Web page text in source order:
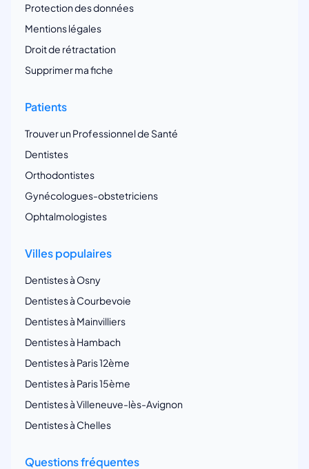
Protection des données
Mentions légales
Droit de rétractation
Supprimer ma fiche
Patients
Trouver un Professionnel de Santé
Dentistes
Orthodontistes
Gynécologues-obstetriciens
Ophtalmologistes
Villes populaires
Dentistes à Osny
Dentistes à Courbevoie
Dentistes à Mainvilliers
Dentistes à Hambach
Dentistes à Paris 12ème
Dentistes à Paris 15ème
Dentistes à Villeneuve-lès-Avignon
Dentistes à Chelles
Questions fréquentes